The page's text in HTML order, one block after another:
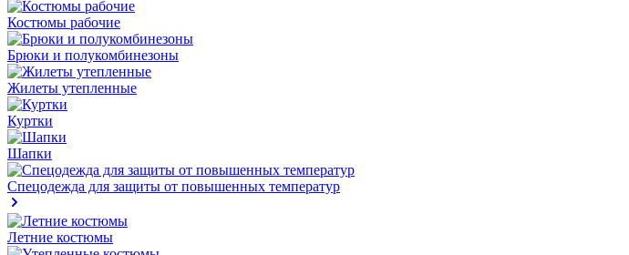
Костюмы рабочие
Брюки и полукомбинезоны
Жилеты утепленные
Куртки
Шапки
Спецодежда для защиты от повышенных температур
Летние костюмы